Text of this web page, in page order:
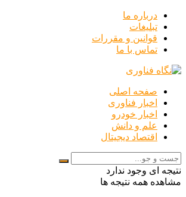
درباره ما
تبلیغات
قوانین و مقررات
تماس با ما
صفحه اصلی
اخبار فناوری
اخبار خودرو
علم و دانش
اقتصاد دیجیتال
نتیجه ای وجود ندارد
مشاهده همه نتیجه ها